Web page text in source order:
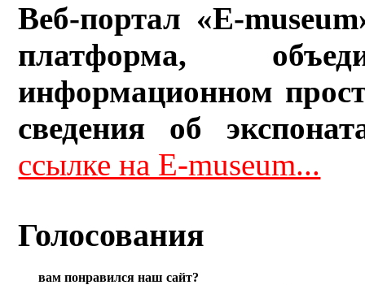
Веб-портал «E-
платформа,
информационном
сведения об
ссылке на E-museum...
Голосования
вам понравился наш сайт?